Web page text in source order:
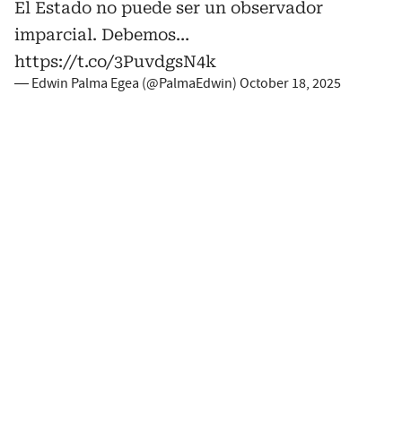
El Estado no puede ser un observador
imparcial. Debemos…
https://t.co/3PuvdgsN4k
— Edwin Palma Egea (@PalmaEdwin) October 18, 2025